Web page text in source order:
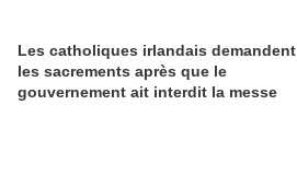
Les catholiques irlandais demandent
les sacrements après que le
gouvernement ait interdit la messe